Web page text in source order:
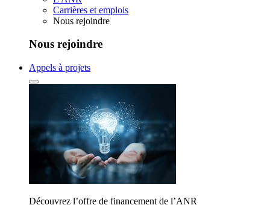
Carrières et emplois
Nous rejoindre
Nous rejoindre
Appels à projets
Découvrez l’offre de financement de l’ANR